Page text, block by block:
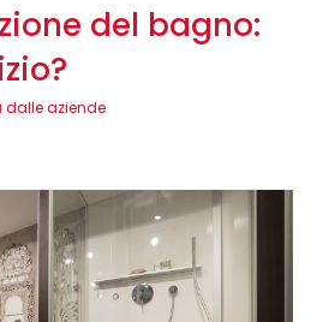
del bagno:
dalle aziende